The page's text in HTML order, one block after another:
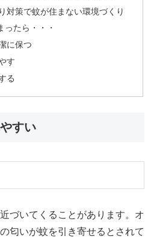
対策で蚊が住まない環境づくり
ったら・・・
に保つ
す
る
すい
づいてくることがあります。オ
匂いが蚊を引き寄せるとされて